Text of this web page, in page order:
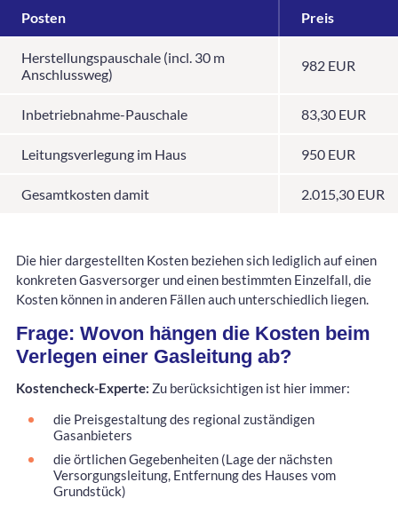
Posten Preis
Herstellungspauschale (incl. 30 m
Anschlussweg)
982 EUR
Inbetriebnahme-Pauschale 83,30 EUR
Leitungsverlegung im Haus 950 EUR
Gesamtkosten damit 2.015,30 EUR
Die hier dargestellten Kosten beziehen sich lediglich auf einen
konkreten Gasversorger und einen bestimmten Einzelfall, die
Kosten können in anderen Fällen auch unterschiedlich liegen.
Frage: Wovon hängen die Kosten beim
Verlegen einer Gasleitung ab?
Kostencheck-Experte: Zu berücksichtigen ist hier immer:
die Preisgestaltung des regional zuständigen
Gasanbieters
die örtlichen Gegebenheiten (Lage der nächsten
Versorgungsleitung, Entfernung des Hauses vom
Grundstück)